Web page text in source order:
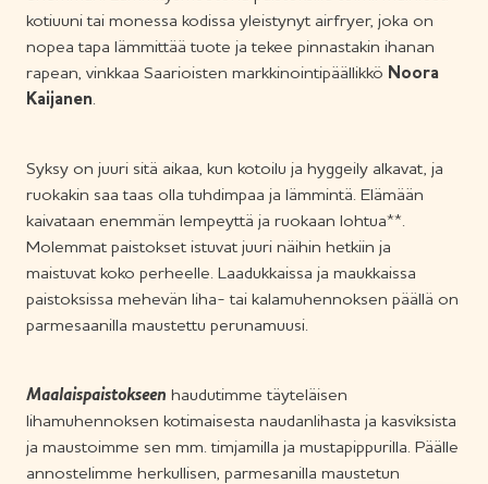
kotiuuni tai monessa kodissa yleistynyt airfryer, joka on
nopea tapa lämmittää tuote ja tekee pinnastakin ihanan
rapean, vinkkaa Saarioisten markkinointipäällikkö Noora
Kaijanen.
Syksy on juuri sitä aikaa, kun kotoilu ja hyggeily alkavat, ja
ruokakin saa taas olla tuhdimpaa ja lämmintä. Elämään
kaivataan enemmän lempeyttä ja ruokaan lohtua**.
Molemmat paistokset istuvat juuri näihin hetkiin ja
maistuvat koko perheelle. Laadukkaissa ja maukkaissa
paistoksissa mehevän liha- tai kalamuhennoksen päällä on
parmesaanilla maustettu perunamuusi.
Maalaispaistokseen haudutimme täyteläisen
lihamuhennoksen kotimaisesta naudanlihasta ja kasviksista
ja maustoimme sen mm. timjamilla ja mustapippurilla. Päälle
annostelimme herkullisen, parmesanilla maustetun